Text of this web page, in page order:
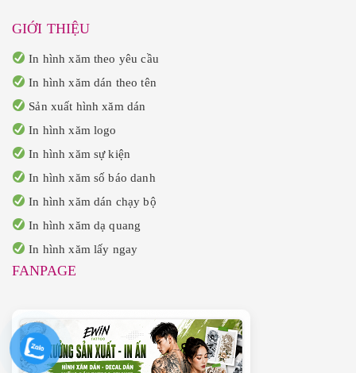
GIỚI THIỆU
In hình xăm theo yêu cầu
In hình xăm dán theo tên
Sản xuất hình xăm dán
In hình xăm logo
In hình xăm sự kiện
In hình xăm số báo danh
In hình xăm dán chạy bộ
In hình xăm dạ quang
In hình xăm lấy ngay
FANPAGE